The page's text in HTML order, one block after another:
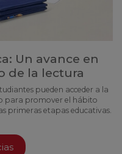
Un avance en
de la lectura
pueden acceder a la
para promover el hábito
primeras etapas educativas.